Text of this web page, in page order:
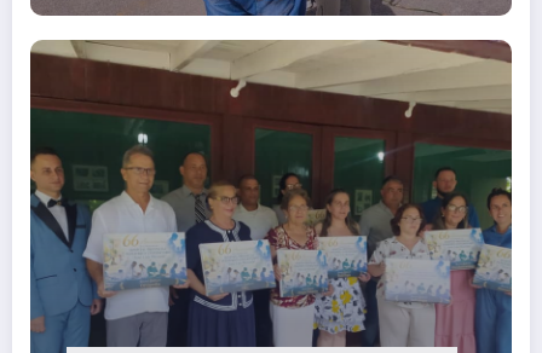
de vehículos en Cuba